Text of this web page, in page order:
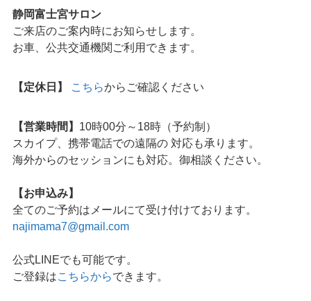
静岡富士宮サロン
ご来店のご案内時にお知らせします。
お車、公共交通機関ご利用できます。
【定休日】 こちらからご確認ください
【営業時間】 10時00分～18時（予約制）
スカイプ、携帯電話での遠隔の 対応も承ります。
海外からのセッションにも対応。御相談ください。
【お申込み】
全てのご予約はメールにて受け付けております。
najimama7@gmail.com
公式LINEでも可能です。
ご登録はこちらからできます。